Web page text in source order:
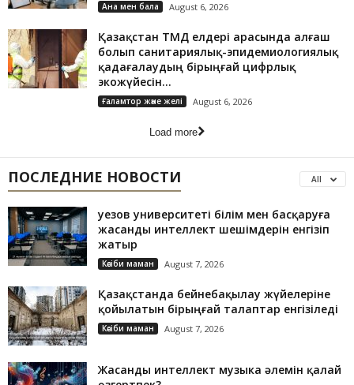
Ана мен бала August 6, 2026
Қазақстан ТМД елдері арасында алғаш
болып санитариялық-эпидемиологиялық
қадағалаудың бірыңғай цифрлық
экожүйесін...
Ғаламтор және желі August 6, 2026
Load more
ПОСЛЕДНИЕ НОВОСТИ All
Әуезов университеті білім мен басқаруға
жасанды интеллект шешімдерін енгізіп
жатыр
Кәсіби маман August 7, 2026
Қазақстанда бейнебақылау жүйелеріне
қойылатын бірыңғай талаптар енгізіледі
Кәсіби маман August 7, 2026
Жасанды интеллект музыка әлемін қалай